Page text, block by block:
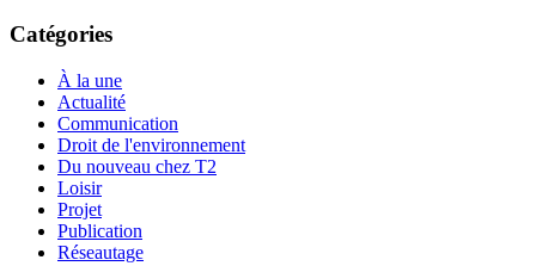
Catégories
À la une
Actualité
Communication
Droit de l'environnement
Du nouveau chez T2
Loisir
Projet
Publication
Réseautage